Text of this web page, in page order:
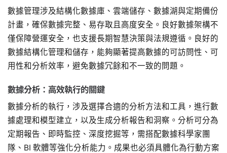
數據管理涉及結構化數據庫、雲端儲存、數據湖與定期備份
計畫，確保數據完整、易存取且高度安全。良好數據架構不
僅保障營運安全，也支援長期智慧決策與法規遵循。良好的
數據結構化管理和儲存，能夠顯著提高數據的可訪問性、可
用性和分析效率，避免數據冗餘和不一致的問題。
數據分析：高效執行的關鍵
數據分析的執行，涉及選擇合適的分析方法和工具，進行數
據處理和模型建立，以及生成分析報告和洞察。分析可分為
定期報告、即時監控、深度挖掘等，需搭配數據科學家團
隊、BI 軟體等強化分析能力。成果也必須具體化為行動方案